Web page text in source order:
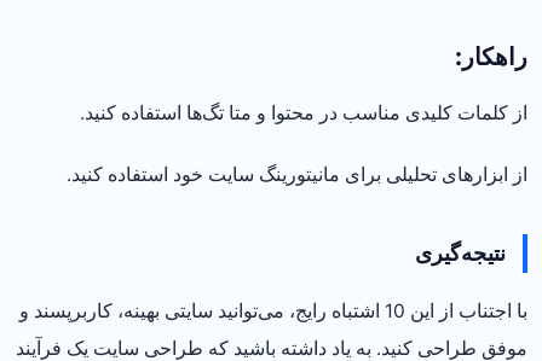
راهکار:
از کلمات کلیدی مناسب در محتوا و متا تگ‌ها استفاده کنید.
از ابزارهای تحلیلی برای مانیتورینگ سایت خود استفاده کنید.
نتیجه‌گیری
با اجتناب از این 10 اشتباه رایج، می‌توانید سایتی بهینه، کاربرپسند و
موفق طراحی کنید. به یاد داشته باشید که طراحی سایت یک فرآیند